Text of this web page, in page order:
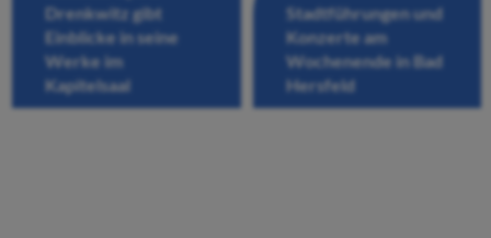
Drenkwitz gibt
Einblicke in seine
Werke im
Kapitelsaal
Stadtführungen und
Konzerte am
Wochenende in Bad
Hersfeld